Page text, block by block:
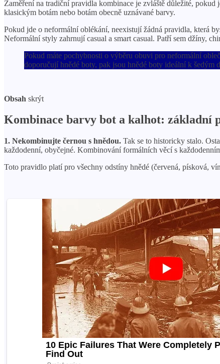
Zaměření na tradiční pravidla kombinace je zvláště důležité,
klasickým botám nebo botám obecně uznávané barvy.
Pokud jde o neformální oblékání, neexistují žádná pravidla, která
Neformální styly zahrnují casual a smart casual. Patří sem džíny,
Pokud máte pochybnosti o výběru obuvi pro neformální
doporučují hnědé boty, pak jsou hnědé boty ideální k šedým
Obsah skrýt
Kombinace barvy bot a kalhot: základní
1. Nekombinujte černou s hnědou. Tak se to historicky stalo.
každodenní, obyčejné. Kombinování formálních věcí s
Toto pravidlo platí pro všechny odstíny hnědé (červená, písková,